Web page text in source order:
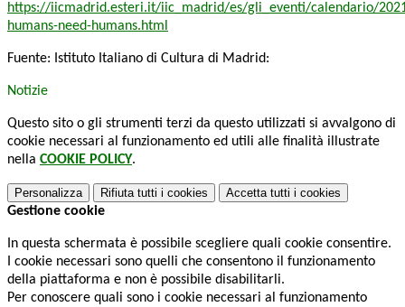
https://iicmadrid.esteri.it/iic_madrid/es/gli_eventi/calendario/
humans-need-humans.html
Fuente: Istituto Italiano di Cultura di Madrid:
Notizie
Questo sito o gli strumenti terzi da questo utilizzati si avvalgono di
cookie necessari al funzionamento ed utili alle finalità illustrate
nella COOKIE POLICY.
Personalizza Rifiuta tutti i cookies Accetta tutti i cookies
Gestione cookie
In questa schermata è possibile scegliere quali cookie consentire.
I cookie necessari sono quelli che consentono il funzionamento
della piattaforma e non è possibile disabilitarli.
Per conoscere quali sono i cookie necessari al funzionamento